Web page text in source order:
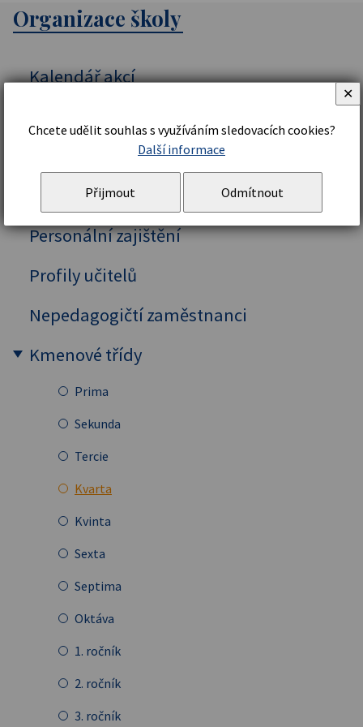
Organizace školy
Kalendář akcí
Organizační řád a struktura
Školní řád
Personální zajištění
Profily učitelů
Nepedagogičtí zaměstnanci
Kmenové třídy
Prima
Sekunda
Tercie
Kvarta
Kvinta
Sexta
Septima
Oktáva
1. ročník
2. ročník
3. ročník
Chcete udělit souhlas s využíváním sledovacích cookies?
Další informace
Přijmout Odmítnout
✕